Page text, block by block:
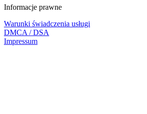
Informacje prawne
Warunki świadczenia usługi
DMCA / DSA
Impressum